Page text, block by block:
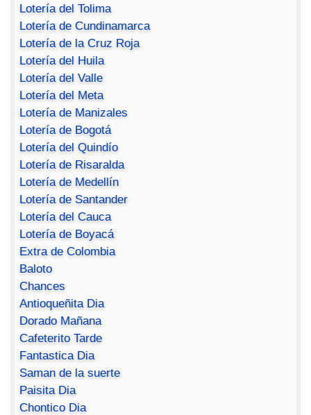
Lotería del Tolima
Lotería de Cundinamarca
Lotería de la Cruz Roja
Lotería del Huila
Lotería del Valle
Lotería del Meta
Lotería de Manizales
Lotería de Bogotá
Lotería del Quindío
Lotería de Risaralda
Lotería de Medellín
Lotería de Santander
Lotería del Cauca
Lotería de Boyacá
Extra de Colombia
Baloto
Chances
Antioqueñita Dia
Dorado Mañana
Cafeterito Tarde
Fantastica Dia
Saman de la suerte
Paisita Dia
Chontico Dia